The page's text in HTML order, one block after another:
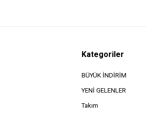
Kategoriler
BÜYÜK İNDİRİM
YENİ GELENLER
Takım